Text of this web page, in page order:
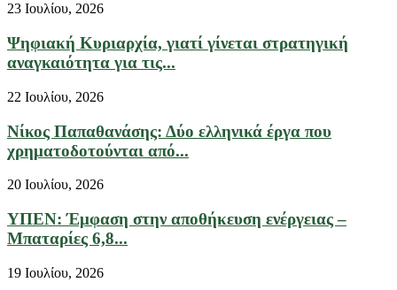
23 Ιουλίου, 2026
Ψηφιακή Κυριαρχία, γιατί γίνεται στρατηγική
αναγκαιότητα για τις...
22 Ιουλίου, 2026
Νίκος Παπαθανάσης: Δύο ελληνικά έργα που
χρηματοδοτούνται από...
20 Ιουλίου, 2026
ΥΠΕΝ: Έμφαση στην αποθήκευση ενέργειας –
Μπαταρίες 6,8...
19 Ιουλίου, 2026